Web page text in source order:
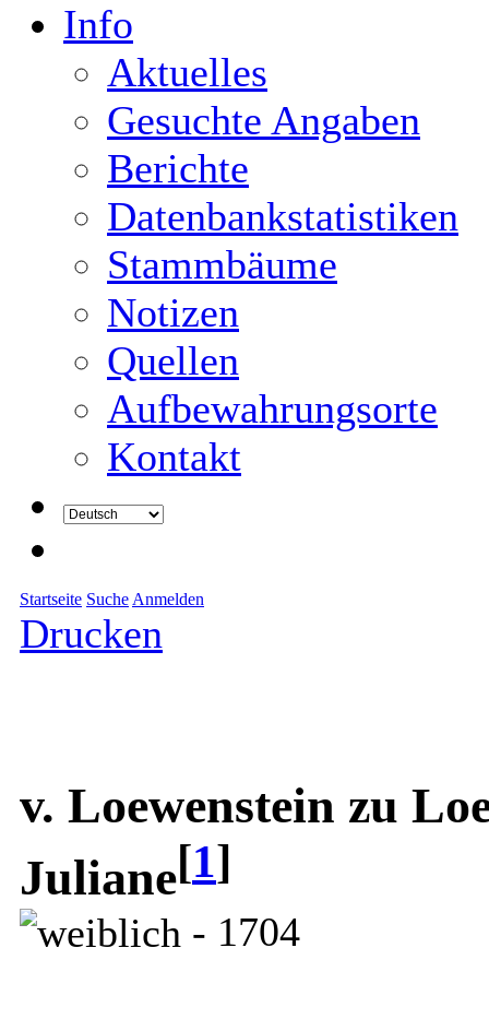
Info
Aktuelles
Gesuchte Angaben
Berichte
Datenbankstatistiken
Stammbäume
Notizen
Quellen
Aufbewahrungsorte
Kontakt
Startseite Suche Anmelden
Drucken
v. Loewenstein zu
Juliane[1]
- 1704